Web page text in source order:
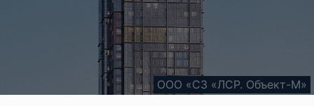
ООО "СЗ "АГАТ"
ООО «Сфера»
ООО «СЗ «ЛСР. Объект-М»